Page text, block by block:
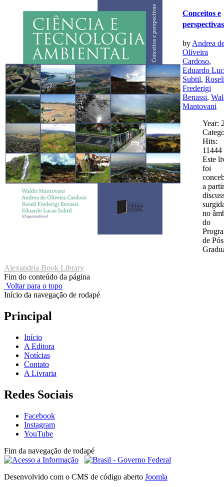
Conceitos e
perspectivas
by Andrea
Oliveira
Cardoso,
Eduardo
Subtil,
Frederigi
Benassi,
Mantovani
Year:
Hits:
11444
Este
foi
a
no
do
de
Alexandria Book Library
Fim do conteúdo da página
Voltar para o topo
Início da navegação de rodapé
Principal
Início
A Editora
Notícias
Contato
A Livraria
Redes Sociais
Facebook
Instagram
YouTube
Fim da navegação de rodapé
Desenvolvido com o CMS de código aberto Joomla